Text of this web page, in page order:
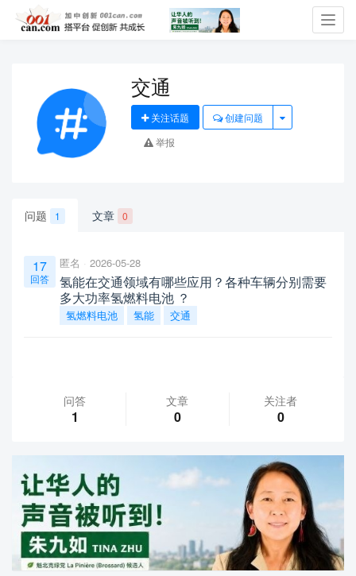
交通
关注话题
创建问题
举报
问题 1 文章 0
17
回答
匿名 2026-05-28
氢能在交通领域有哪些应用？各种车辆分别需要
多大功率氢燃料电池 ？
氢燃料电池 氢能 交通
问答
1
文章
0
关注者
0